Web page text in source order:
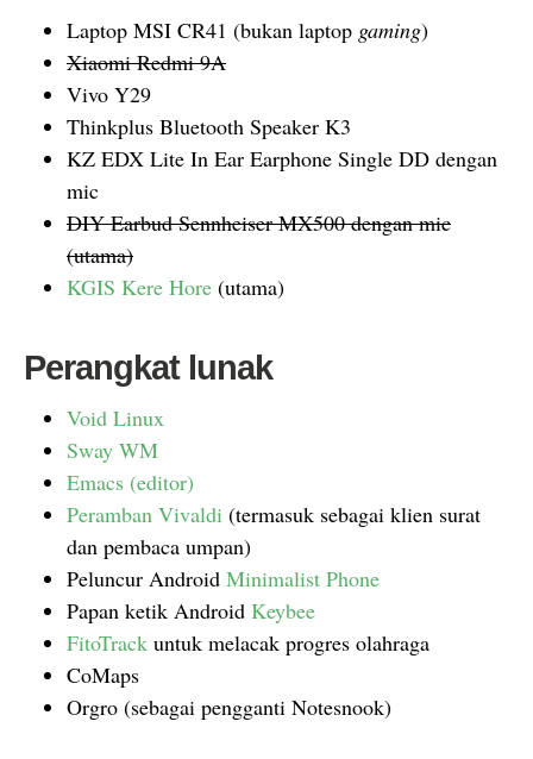
Laptop MSI CR41 (bukan laptop gaming)
Xiaomi Redmi 9A
Vivo Y29
Thinkplus Bluetooth Speaker K3
KZ EDX Lite In Ear Earphone Single DD dengan
mic
DIY Earbud Sennheiser MX500 dengan mic
(utama)
KGIS Kere Hore (utama)
Perangkat lunak
Void Linux
Sway WM
Emacs (editor)
Peramban Vivaldi (termasuk sebagai klien surat
dan pembaca umpan)
Peluncur Android Minimalist Phone
Papan ketik Android Keybee
FitoTrack untuk melacak progres olahraga
CoMaps
Orgro (sebagai pengganti Notesnook)